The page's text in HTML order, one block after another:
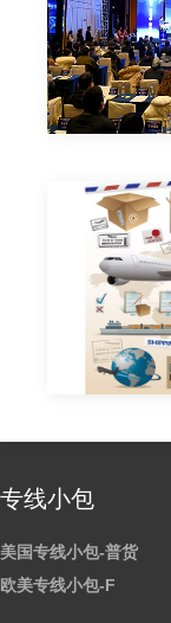
专线小包
美国专线小包-普货
欧美专线小包-F